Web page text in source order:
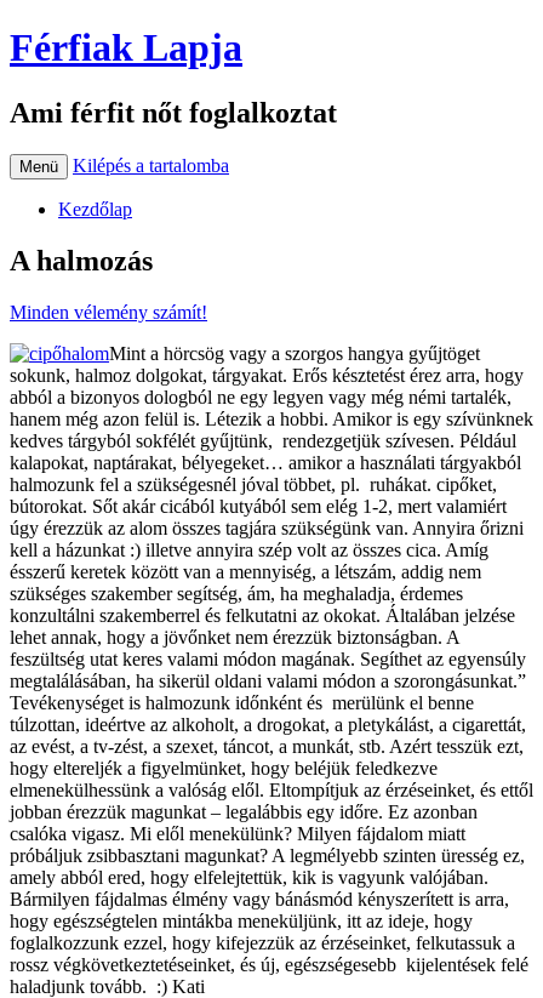
Férfiak Lapja
Ami férfit nőt foglalkoztat
Menü Kilépés a tartalomba
Kezdőlap
A halmozás
Minden vélemény számít!
Mint a hörcsög vagy a szorgos hangya gyűjtöget
sokunk, halmoz dolgokat, tárgyakat. Erős késztetést érez arra, hogy
abból a bizonyos dologból ne egy legyen vagy még némi tartalék,
hanem még azon felül is. Létezik a hobbi. Amikor is egy szívünknek
kedves tárgyból sokfélét gyűjtünk, rendezgetjük szívesen. Például
kalapokat, naptárakat, bélyegeket… amikor a használati tárgyakból
halmozunk fel a szükségesnél jóval többet, pl. ruhákat. cipőket,
bútorokat. Sőt akár cicából kutyából sem elég 1-2, mert valamiért
úgy érezzük az alom összes tagjára szükségünk van. Annyira őrizni
kell a házunkat :) illetve annyira szép volt az összes cica. Amíg
ésszerű keretek között van a mennyiség, a létszám, addig nem
szükséges szakember segítség, ám, ha meghaladja, érdemes
konzultálni szakemberrel és felkutatni az okokat. Általában jelzése
lehet annak, hogy a jövőnket nem érezzük biztonságban. A
feszültség utat keres valami módon magának. Segíthet az egyensúly
megtalálásában, ha sikerül oldani valami módon a szorongásunkat.”
Tevékenységet is halmozunk időnként és merülünk el benne
túlzottan, ideértve az alkoholt, a drogokat, a pletykálást, a cigarettát,
az evést, a tv-zést, a szexet, táncot, a munkát, stb. Azért tesszük ezt,
hogy eltereljék a figyelmünket, hogy beléjük feledkezve
elmenekülhessünk a valóság elől. Eltompítjuk az érzéseinket, és ettől
jobban érezzük magunkat – legalábbis egy időre. Ez azonban
csalóka vigasz. Mi elől menekülünk? Milyen fájdalom miatt
próbáljuk zsibbasztani magunkat? A legmélyebb szinten üresség ez,
amely abból ered, hogy elfelejtettük, kik is vagyunk valójában.
Bármilyen fájdalmas élmény vagy bánásmód kényszerített is arra,
hogy egészségtelen mintákba meneküljünk, itt az ideje, hogy
foglalkozzunk ezzel, hogy kifejezzük az érzéseinket, felkutassuk a
rossz végkövetkeztetéseinket, és új, egészségesebb kijelentések felé
haladjunk tovább. :) Kati